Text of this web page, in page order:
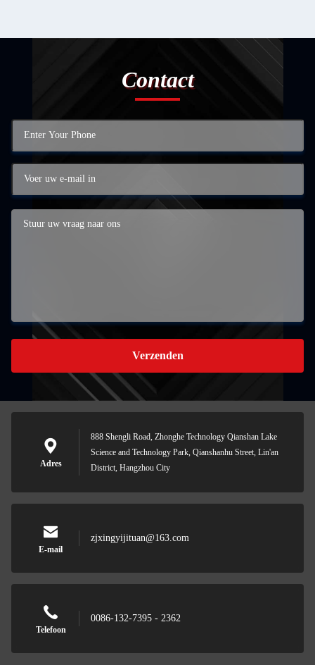
Contact
Verzenden
Adres
888 Shengli Road, Zhonghe Technology Qianshan Lake
Science and Technology Park, Qianshanhu Street, Lin'an
District, Hangzhou City
E-mail
zjxingyijituan@163.com
Telefoon
0086-132-7395 - 2362